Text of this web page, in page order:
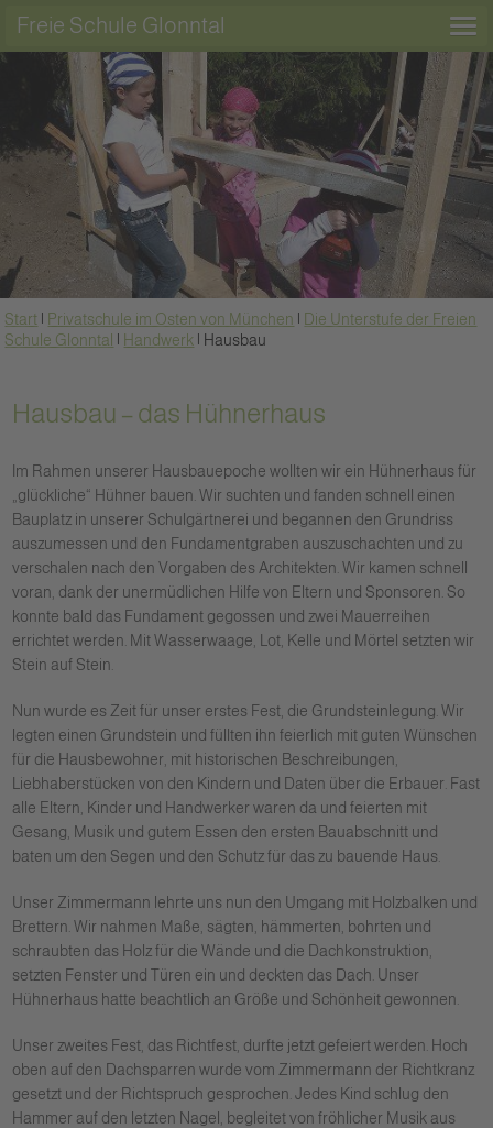
Freie Schule Glonntal
Start Privatschule im Osten von München
Die Unterstufe der Freien
Schule Glonntal
Handwerk Hausbau
Hausbau – das Hühnerhaus
Im Rahmen unserer Hausbauepoche wollten wir ein Hühnerhaus für
„glückliche“ Hühner bauen. Wir suchten und fanden schnell einen
Bauplatz in unserer Schulgärtnerei und begannen den Grundriss
auszumessen und den Fundamentgraben auszuschachten und zu
verschalen nach den Vorgaben des Architekten. Wir kamen schnell
voran, dank der unermüdlichen Hilfe von Eltern und Sponsoren. So
konnte bald das Fundament gegossen und zwei Mauerreihen
errichtet werden. Mit Wasserwaage, Lot, Kelle und Mörtel setzten wir
Stein auf Stein.
Nun wurde es Zeit für unser erstes Fest, die Grundsteinlegung. Wir
legten einen Grundstein und füllten ihn feierlich mit guten Wünschen
für die Hausbewohner, mit historischen Beschreibungen,
Liebhaberstücken von den Kindern und Daten über die Erbauer. Fast
alle Eltern, Kinder und Handwerker waren da und feierten mit
Gesang, Musik und gutem Essen den ersten Bauabschnitt und
baten um den Segen und den Schutz für das zu bauende Haus.
Unser Zimmermann lehrte uns nun den Umgang mit Holzbalken und
Brettern. Wir nahmen Maße, sägten, hämmerten, bohrten und
schraubten das Holz für die Wände und die Dachkonstruktion,
setzten Fenster und Türen ein und deckten das Dach. Unser
Hühnerhaus hatte beachtlich an Größe und Schönheit gewonnen.
Unser zweites Fest, das Richtfest, durfte jetzt gefeiert werden. Hoch
oben auf den Dachsparren wurde vom Zimmermann der Richtkranz
gesetzt und der Richtspruch gesprochen. Jedes Kind schlug den
Hammer auf den letzten Nagel, begleitet von fröhlicher Musik aus